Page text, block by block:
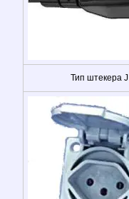
Тип штекера J